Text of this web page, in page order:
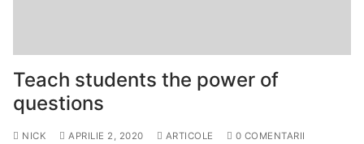
Teach students the power of
questions
NICK APRILIE 2, 2020 ARTICOLE 0 COMENTARII